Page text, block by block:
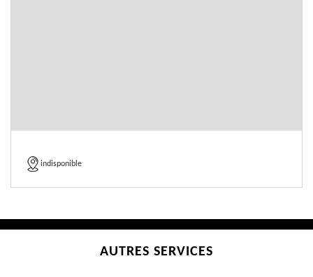
indisponible
AUTRES SERVICES